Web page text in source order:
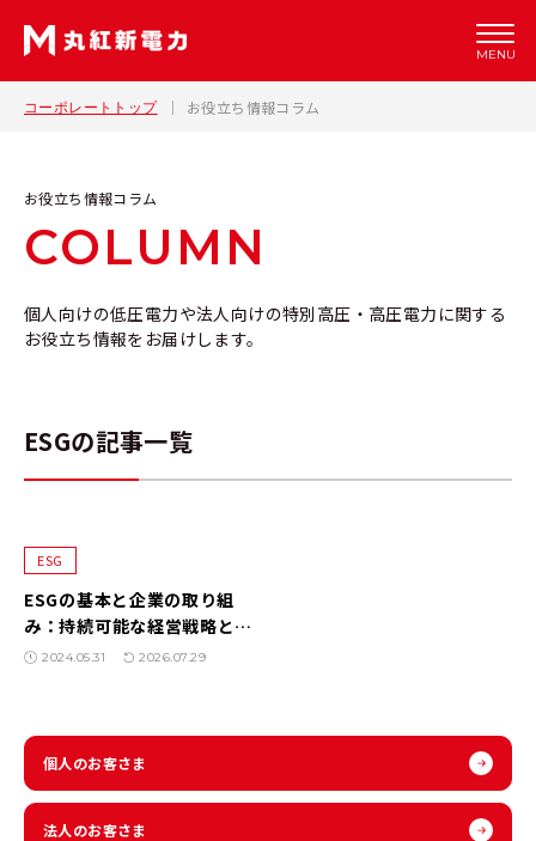
MENU
コーポレートトップ お役立ち情報コラム
お役立ち情報コラム
COLUMN
個人向けの低圧電力や法人向けの特別高圧・高圧電力に関する
お役立ち情報をお届けします。
ESGの記事一覧
ESG
ESGの基本と企業の取り組
み：持続可能な経営戦略と再
生可能エネルギーの活用
2024.05.31 2026.07.29
個人のお客さま
法人のお客さま